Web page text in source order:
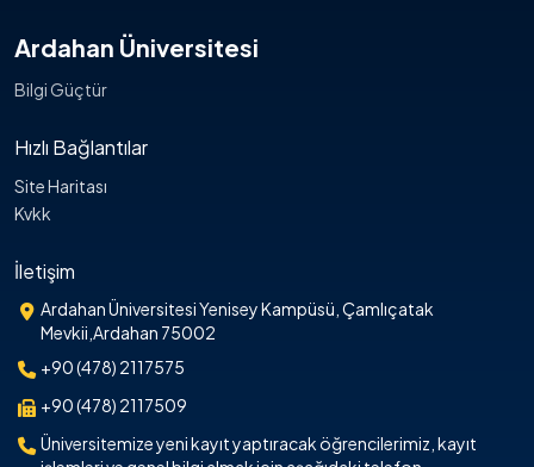
Ardahan Üniversitesi
Bilgi Güçtür
Hızlı Bağlantılar
Site Haritası
Kvkk
İletişim
Ardahan Üniversitesi Yenisey Kampüsü, Çamlıçatak
Mevkii,Ardahan 75002
+90 (478) 2117575
+90 (478) 2117509
Üniversitemize yeni kayıt yaptıracak öğrencilerimiz, kayıt